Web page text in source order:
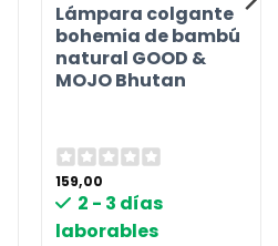
Lámpara colgante
bohemia de bambú
natural GOOD &
MOJO Bhutan
159,00
2 - 3 días
laborables